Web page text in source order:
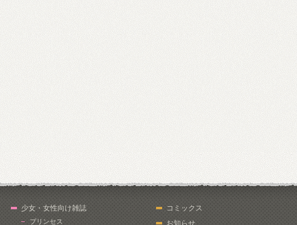
少女・女性向け雑誌
プリンセス
コミックス
お知らせ